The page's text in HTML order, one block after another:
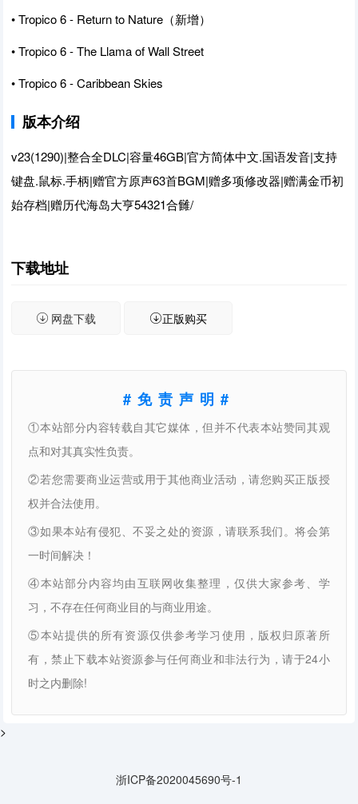
• Tropico 6 - Return to Nature（新增）
• Tropico 6 - The Llama of Wall Street
• Tropico 6 - Caribbean Skies
版本介绍
v23(1290)|整合全DLC|容量46GB|官方简体中文.国语发音|支持
键盘.鼠标.手柄|赠官方原声63首BGM|赠多项修改器|赠满金币初
始存档|赠历代海岛大亨54321合雠/
下载地址
网盘下载 正版购买
#免责声明#
①本站部分内容转载自其它媒体，但并不代表本站赞同其观
点和对其真实性负责。
②若您需要商业运营或用于其他商业活动，请您购买正版授
权并合法使用。
③如果本站有侵犯、不妥之处的资源，请联系我们。将会第
一时间解决！
④本站部分内容均由互联网收集整理，仅供大家参考、学
习，不存在任何商业目的与商业用途。
⑤本站提供的所有资源仅供参考学习使用，版权归原著所
有，禁止下载本站资源参与任何商业和非法行为，请于24小
时之内删除!
>
浙ICP备2020045690号-1